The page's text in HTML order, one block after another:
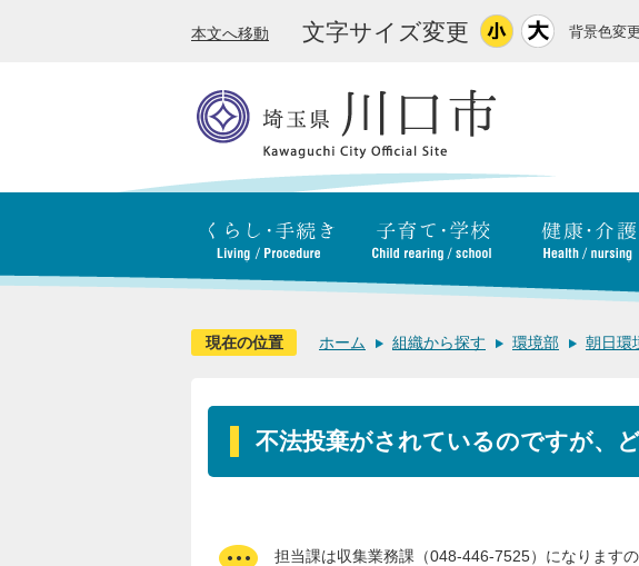
本文へ移動 文字サイズ変更 背景色変更
現在の位置 ホーム 組織から探す 環境部 朝日環
不法投棄がされているのですが、
担当課は収集業務課（048-446-7525）になります